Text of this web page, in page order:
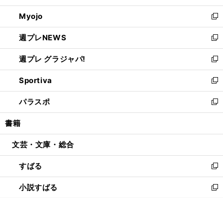
開
く
ウ
で
開
く
ン
ド
ウ
で
開
く
ウ
ィ
ン
ド
ウ
で
開
く
Myojo
新
し
い
ウ
ィ
ン
ド
ウ
で
開
週プレNEWS
新
し
い
ウ
ィ
ン
ド
ウ
開
週プレ グラジャパ!
新
し
い
ウ
ィ
ン
ウ
開
く
Sportiva
新
し
い
ウ
ン
ウ
で
開
く
パラスポ
新
し
ウ
ン
ド
ウ
で
書籍
文芸・文庫・総合
すばる
新
し
い
小説すばる
新